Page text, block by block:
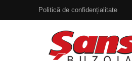
Politică de confidențialitate